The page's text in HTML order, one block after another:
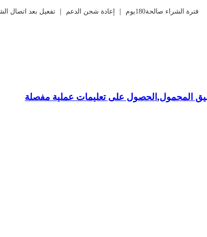
فترة الشراء صالحة180يوم ｜ إعادة شحن الدعم ｜ تفعيل بعد اتصال الشبكة الأول ｜ العوائد غير مدعومة.
المحمول, الحصول على تعليمات عملية مفصلة